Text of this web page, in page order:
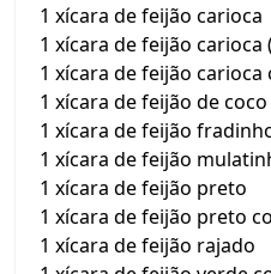
1 xícara de feijão carioca
1 xícara de feijão
1 xícara de feijão carioca
1 xícara de feijão de
1 xícara de feijão
1 xícara de feijão
1 xícara de feijão preto
1 xícara de feijão preto
1 xícara de feijão rajado